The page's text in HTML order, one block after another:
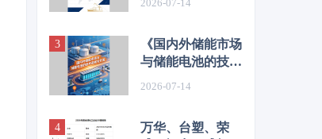
2026-07-14
《国内外储能市场
与储能电池的技术
2026-07-14
万华、台塑、荣